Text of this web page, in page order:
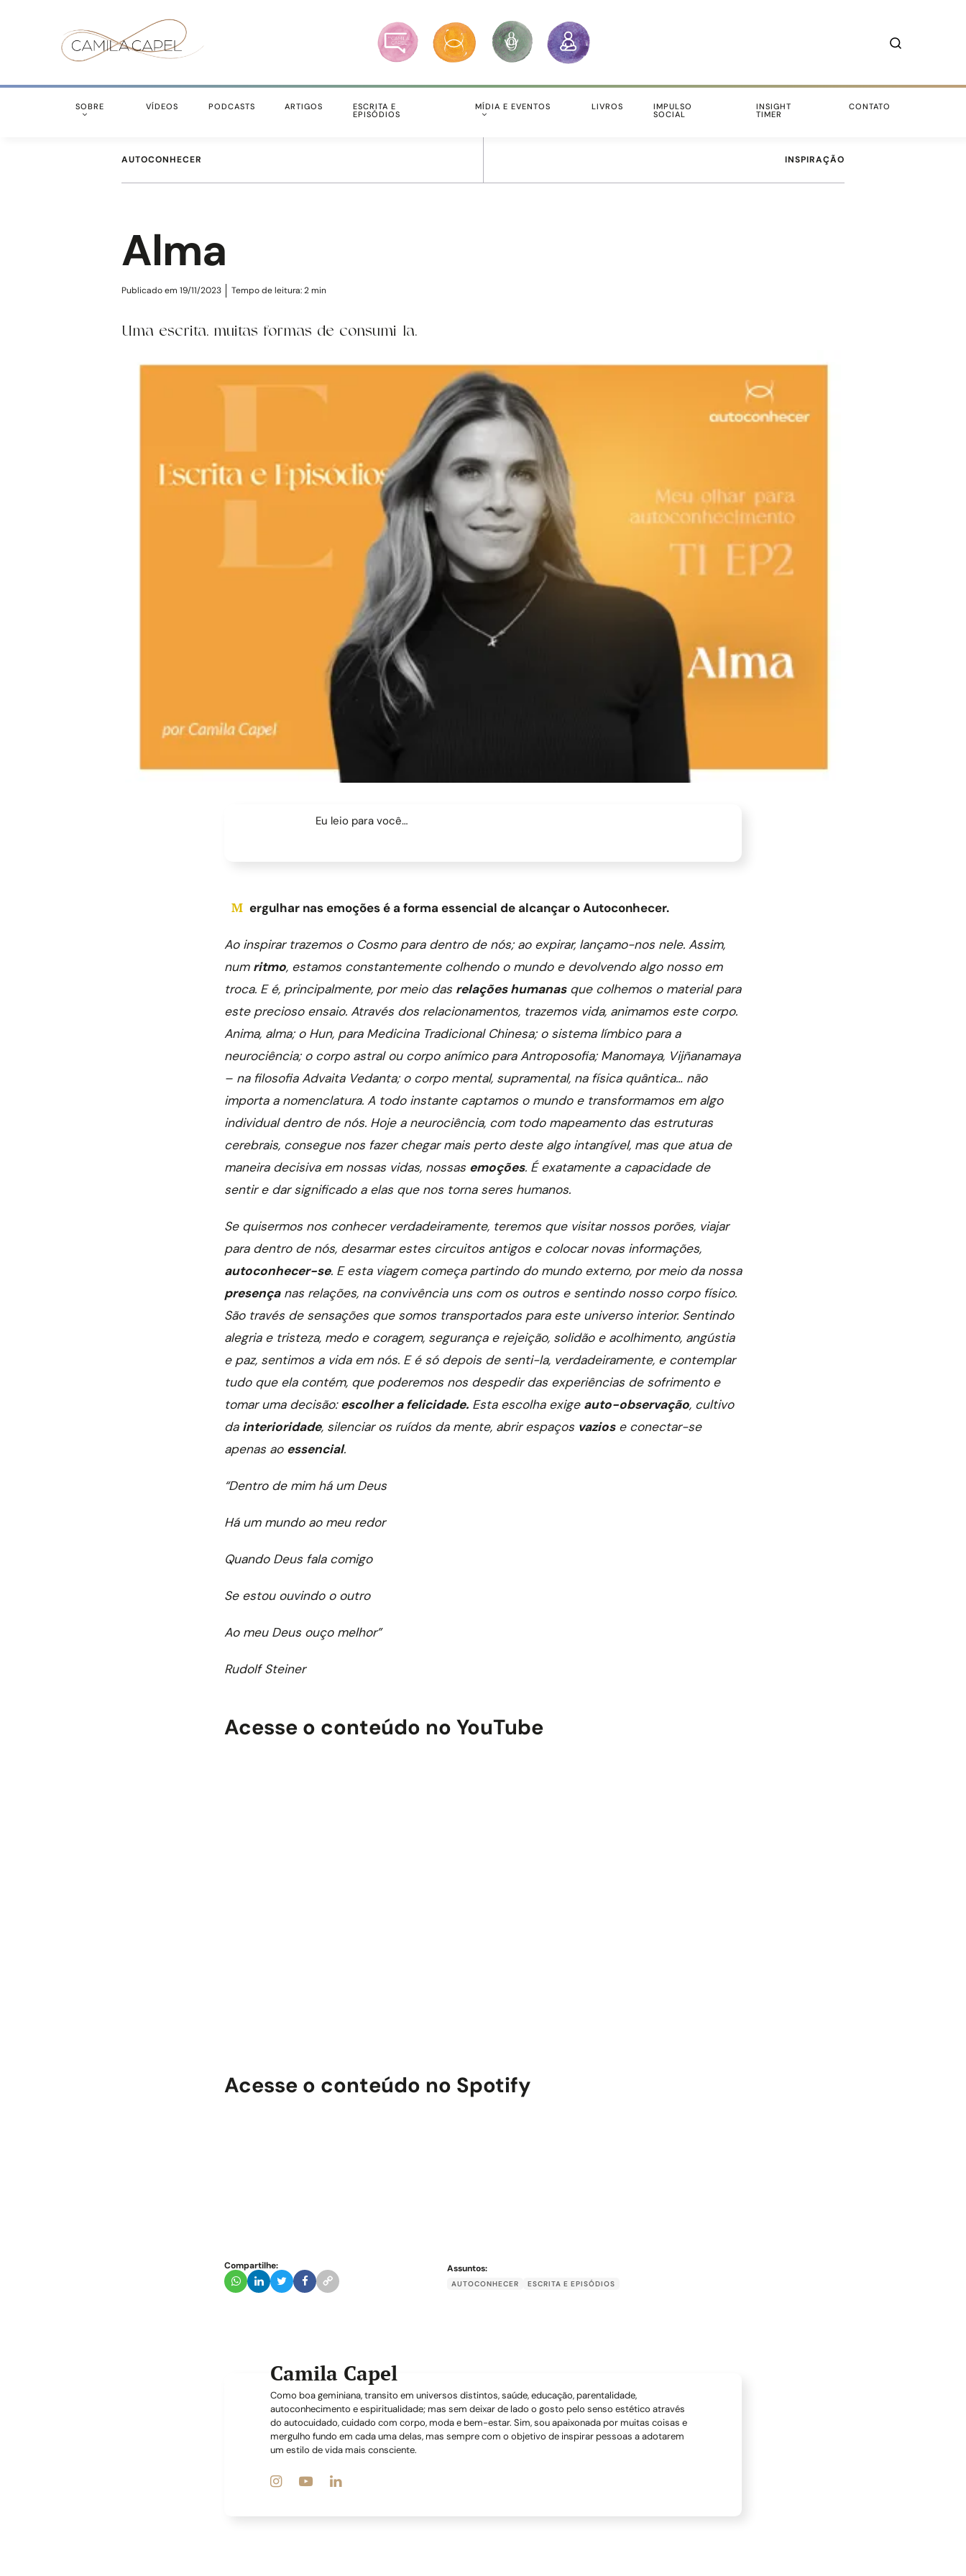
SOBRE VÍDEOS PODCASTS ARTIGOS ESCRITA E
EPISÓDIOS
MÍDIA E EVENTOS LIVROS IMPULSO
SOCIAL
INSIGHT
TIMER
CONTATO
AUTOCONHECER INSPIRAÇÃO
Alma
Publicado em 19/11/2023 Tempo de leitura: 2 min
Uma escrita, muitas formas de consumi-la.
Eu leio para você…
Mergulhar nas emoções é a forma essencial de alcançar o Autoconhecer.
Ao inspirar trazemos o Cosmo para dentro de nós; ao expirar, lançamo-nos nele. Assim,
num ritmo, estamos constantemente colhendo o mundo e devolvendo algo nosso em
troca. E é, principalmente, por meio das relações humanasque colhemos o material para
este precioso ensaio. Através dos relacionamentos, trazemos vida, animamos este corpo.
Anima, alma; o Hun, para Medicina Tradicional Chinesa; o sistema límbico para a
neurociência; o corpo astral ou corpo anímico para Antroposofia; Manomaya, Vijñanamaya
– na filosofia Advaita Vedanta; o corpo mental, supramental, na física quântica… não
importa a nomenclatura. A todo instante captamos o mundo e transformamos em algo
individual dentro de nós. Hoje a neurociência, com todo mapeamento das estruturas
cerebrais, consegue nos fazer chegar mais perto deste algo intangível, mas que atua de
maneira decisiva em nossas vidas, nossas emoções. É exatamente a capacidade de
sentir e dar significado a elas que nos torna seres humanos.
Se quisermos nos conhecer verdadeiramente, teremos que visitar nossos porões, viajar
para dentro de nós, desarmar estes circuitos antigos e colocar novas informações,
autoconhecer-se. E esta viagem começa partindo do mundo externo, por meio da nossa
presençanas relações, na convivência uns com os outros e sentindo nosso corpo físico.
São través de sensações que somos transportados para este universo interior. Sentindo
alegria e tristeza, medo e coragem, segurança e rejeição, solidão e acolhimento, angústia
e paz, sentimos a vida em nós. E é só depois de senti-la, verdadeiramente, e contemplar
tudo que ela contém, que poderemos nos despedir das experiências de sofrimento e
tomar uma decisão:escolher a felicidade. Esta escolha exige auto-observação, cultivo
da interioridade, silenciar os ruídos da mente, abrir espaços vaziose conectar-se
apenas ao essencial.
“Dentro de mim há um Deus
Há um mundo ao meu redor
Quando Deus fala comigo
Se estou ouvindo o outro
Ao meu Deus ouço melhor”
Rudolf Steiner
Acesse o conteúdo no YouTube
Acesse o conteúdo no Spotify
Compartilhe: Assuntos:
AUTOCONHECER ESCRITA E EPISÓDIOS
Camila Capel
Como boa geminiana, transito em universos distintos, saúde, educação, parentalidade,
autoconhecimento e espiritualidade; mas sem deixar de lado o gosto pelo senso estético através
do autocuidado, cuidado com corpo, moda e bem-estar. Sim, sou apaixonada por muitas coisas e
mergulho fundo em cada uma delas, mas sempre com o objetivo de inspirar pessoas a adotarem
um estilo de vida mais consciente.